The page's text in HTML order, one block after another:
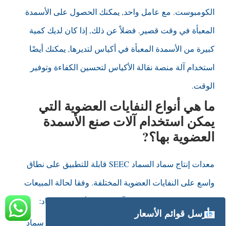
الكومبوست. مع عامل واحد, يمكنك الحصول على الأسمدة
المعبأة في وقت قصير. فضلاً عن ذلك, إذا كان لديك كمية
كبيرة من الأسمدة المعبأة في أكياس لتديرها, يمكنك أيضًا
استخدام آلة منصة نقالة الأكياس لتحسين الكفاءة وتوفير
الوقت.
ما هي أنواع النفايات العضوية التي
يمكن استخدام آلات صنع الأسمدة
العضوية بها؟?
معدات إنتاج سماد السماد SEEC قابلة للتطبيق على نطاق
واسع على النفايات العضوية المختلفة. وفقا لحالة المبيعات
لدينا, عادةً ما يعتمد عملاؤنا آلات صنع الأسمدة السماد:
صنع سماد الكومبوست من السماد الحيواني : سماد
أرسل قوائم الأسعار